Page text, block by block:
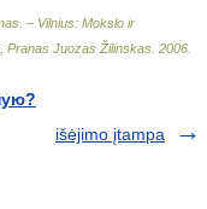
– Vilnius: Mokslo ir
Pranas Juozas Žilinskas 2006
išėjimo įtampa